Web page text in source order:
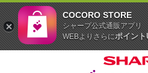
COCORO STORE
シャープ公式通販アプリ
WEBよりさらにポイント